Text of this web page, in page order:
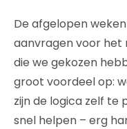
De afgelopen
aanvragen voor het
die we gekozen
groot voordeel op:
zijn de logica zelf te
snel helpen – erg